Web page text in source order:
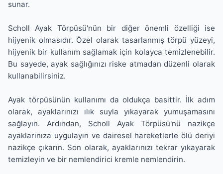
sunar.
Scholl Ayak Törpüsü'nün bir diğer önemli özelliği ise
hijyenik olmasıdır. Özel olarak tasarlanmış törpü yüzeyi,
hijyenik bir kullanım sağlamak için kolayca temizlenebilir.
Bu sayede, ayak sağlığınızı riske atmadan düzenli olarak
kullanabilirsiniz.
Ayak törpüsünün kullanımı da oldukça basittir. İlk adım
olarak, ayaklarınızı ılık suyla yıkayarak yumuşamasını
sağlayın. Ardından, Scholl Ayak Törpüsü'nü nazikçe
ayaklarınıza uygulayın ve dairesel hareketlerle ölü deriyi
nazikçe çıkarın. Son olarak, ayaklarınızı tekrar yıkayarak
temizleyin ve bir nemlendirici kremle nemlendirin.